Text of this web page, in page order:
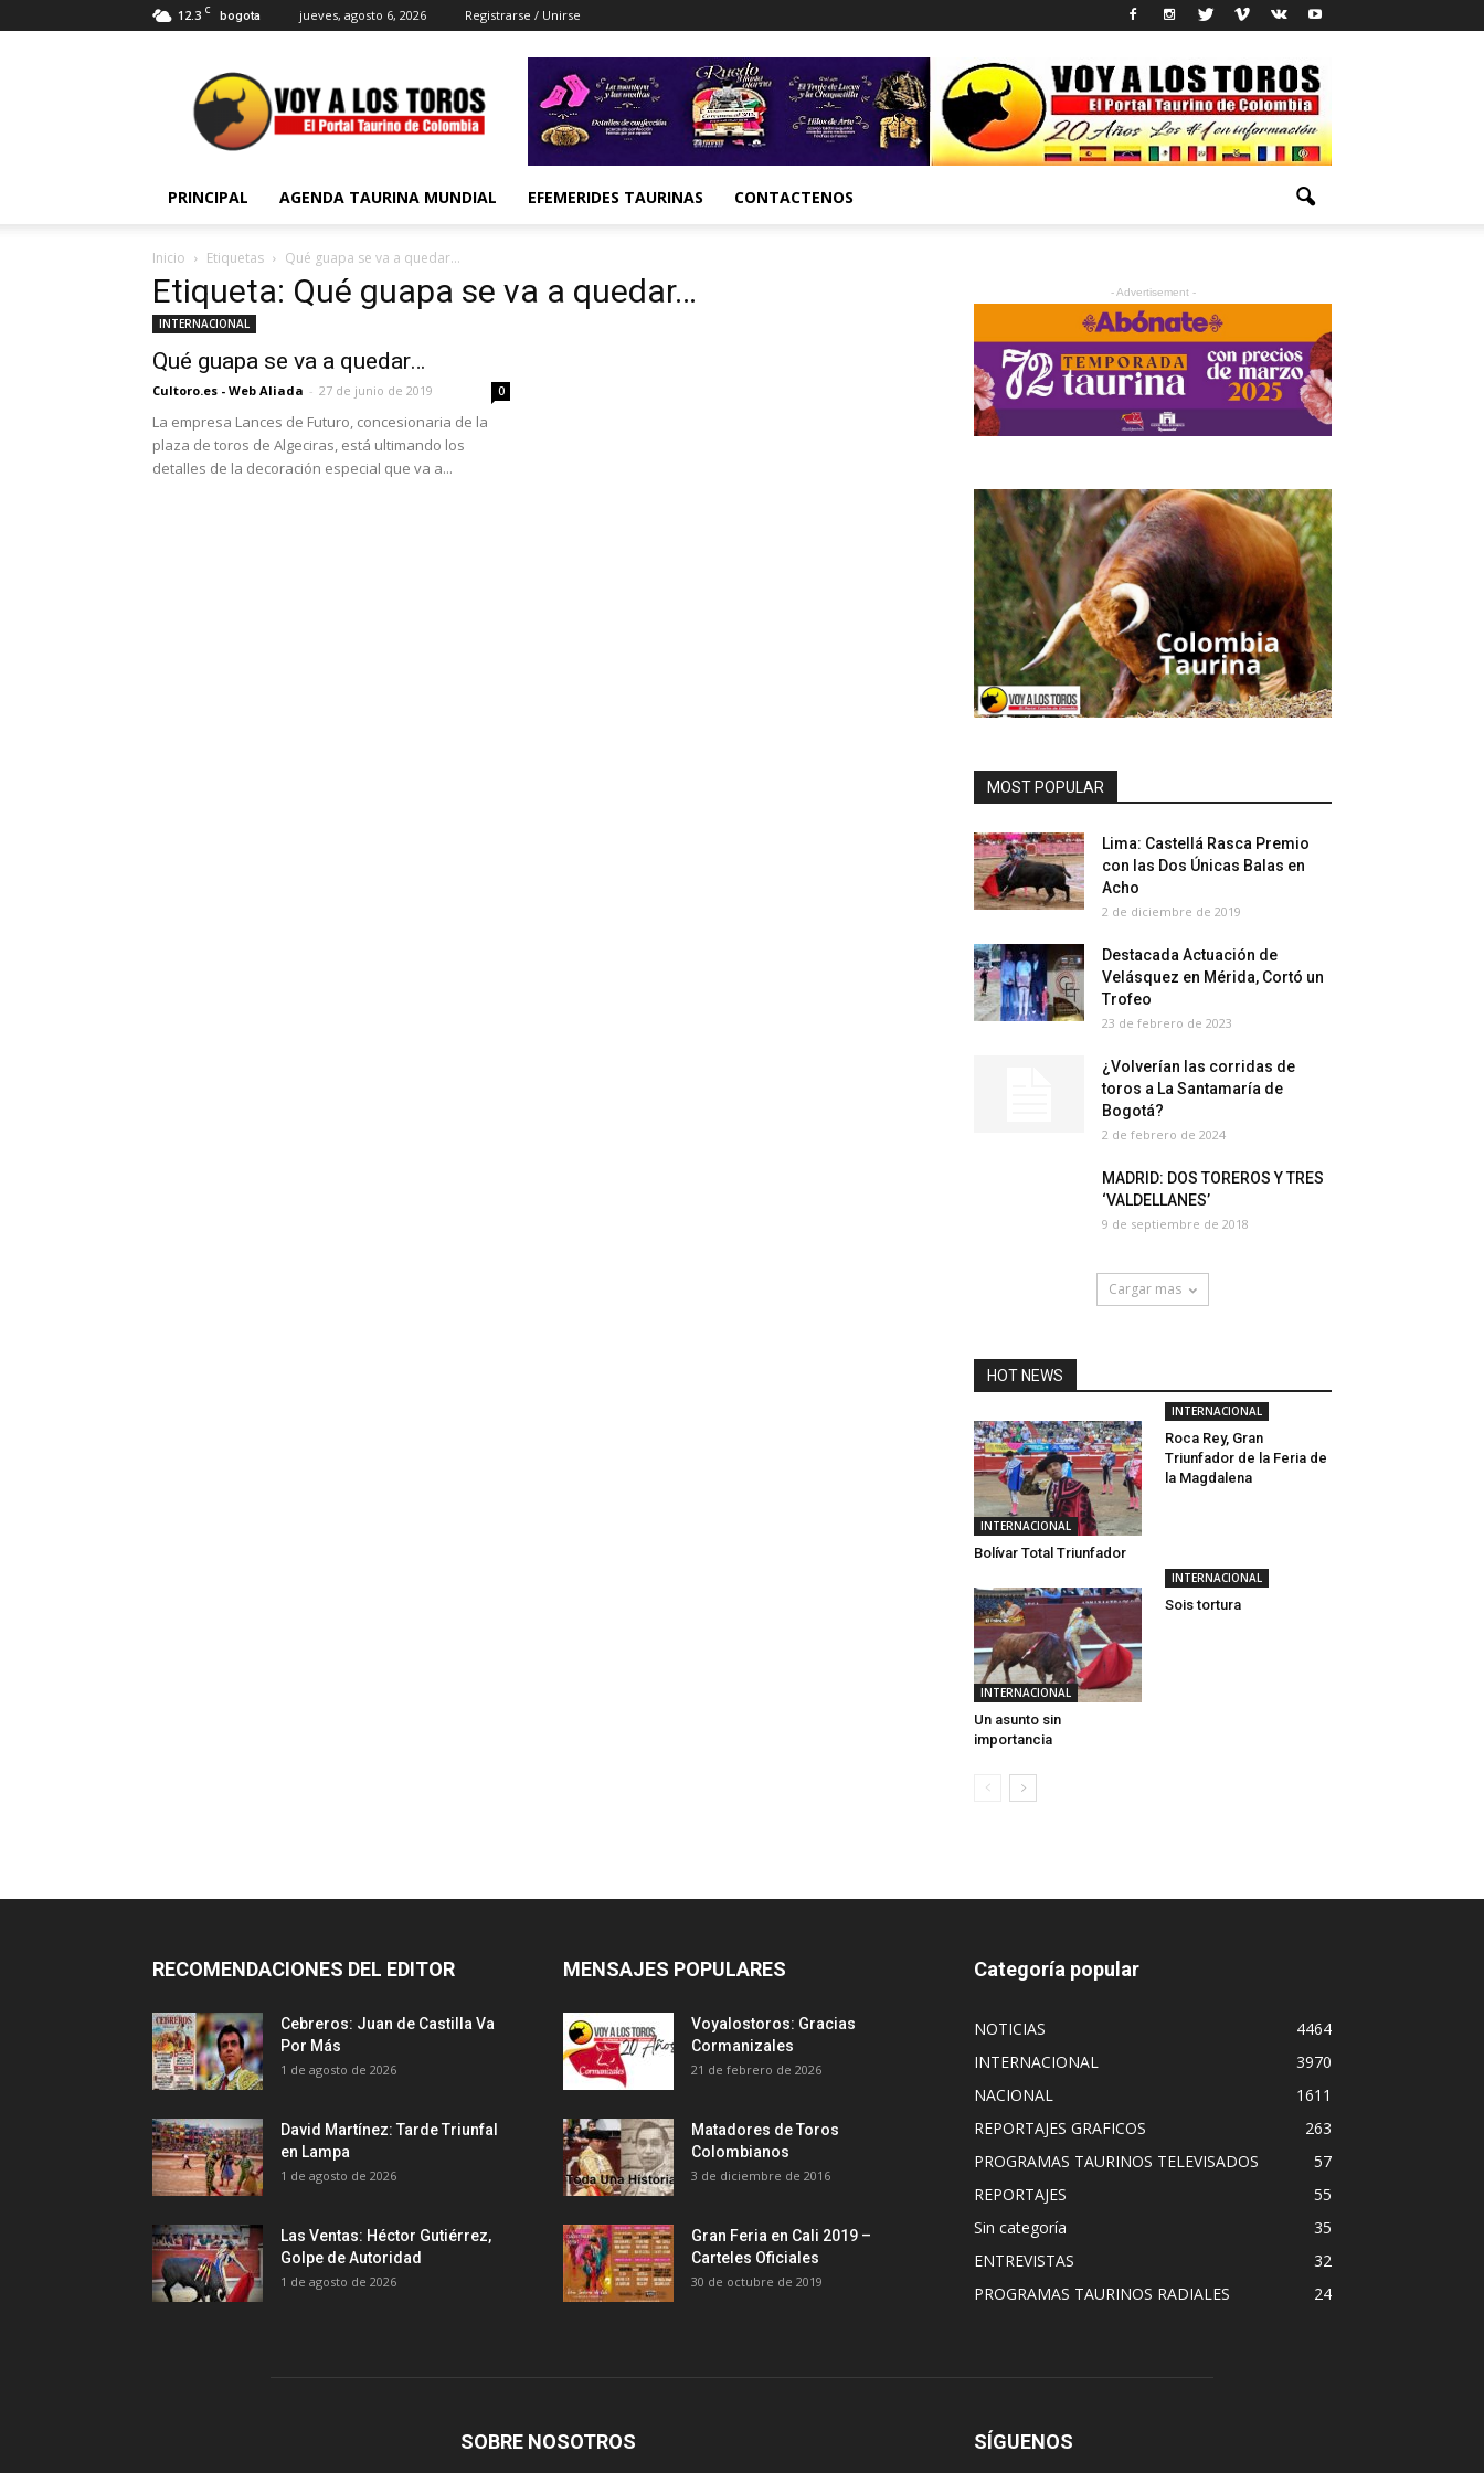
12.3 C bogota jueves, agosto 6, 2026 Registrarse / Unirse
Voy
a
Los
Toros
PRINCIPAL AGENDA TAURINA MUNDIAL EFEMERIDES TAURINAS CONTACTENOS
Inicio Etiquetas Qué guapa se va a quedar…
Etiqueta: Qué guapa se va a quedar…
INTERNACIONAL
Qué guapa se va a quedar…
Cultoro.es - Web Aliada - 27 de junio de 2019 0
La empresa Lances de Futuro, concesionaria de la
plaza de toros de Algeciras, está ultimando los
detalles de la decoración especial que va a...
- Advertisement -
MOST POPULAR
Lima: Castellá Rasca Premio
con las Dos Únicas Balas en
Acho
2 de diciembre de 2019
Destacada Actuación de
Velásquez en Mérida, Cortó un
Trofeo
23 de febrero de 2023
¿Volverían las corridas de
toros a La Santamaría de
Bogotá?
2 de febrero de 2024
MADRID: DOS TOREROS Y TRES
‘VALDELLANES’
9 de septiembre de 2018
Cargar mas
HOT NEWS
INTERNACIONAL
Bolívar Total Triunfador
INTERNACIONAL
Roca Rey, Gran
Triunfador de la Feria de
la Magdalena
INTERNACIONAL
Un asunto sin
importancia
INTERNACIONAL
Sois tortura
RECOMENDACIONES DEL EDITOR
Cebreros: Juan de Castilla Va
Por Más
1 de agosto de 2026
David Martínez: Tarde Triunfal
en Lampa
1 de agosto de 2026
Las Ventas: Héctor Gutiérrez,
Golpe de Autoridad
1 de agosto de 2026
MENSAJES POPULARES
Voyalostoros: Gracias
Cormanizales
21 de febrero de 2026
Matadores de Toros
Colombianos
3 de diciembre de 2016
Gran Feria en Cali 2019 –
Carteles Oficiales
30 de octubre de 2019
Categoría popular
NOTICIAS
4464
INTERNACIONAL
3970
NACIONAL
1611
REPORTAJES GRAFICOS
263
PROGRAMAS TAURINOS TELEVISADOS
57
REPORTAJES
55
Sin categoría
35
ENTREVISTAS
32
PROGRAMAS TAURINOS RADIALES
24
SOBRE NOSOTROS SÍGUENOS